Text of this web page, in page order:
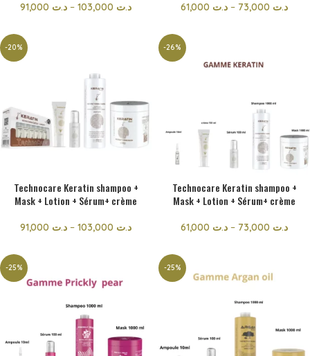
د.ت – د.ت د.ت – د.ت
-20%
Technocare Keratin shampoo +
Mask + Lotion + Sérum+ crème
د.ت – د.ت
-26%
Technocare Keratin shampoo +
Mask + Lotion + Sérum+ crème
د.ت – د.ت
-25% -25%